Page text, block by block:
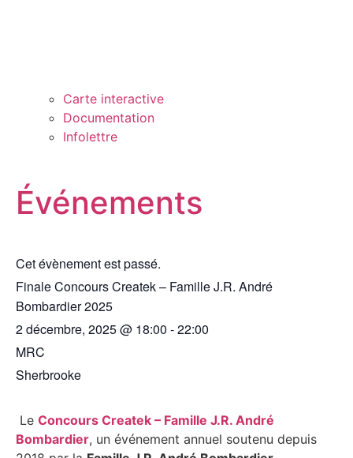
Carte interactive
Documentation
Infolettre
Événements
Cet évènement est passé.
Finale Concours Createk – Famille J.R. André
Bombardier 2025
2 décembre, 2025@ 18:00 -22:00
MRC
Sherbrooke
Le Concours Createk – Famille J.R. André
Bombardier, un événement annuel soutenu depuis